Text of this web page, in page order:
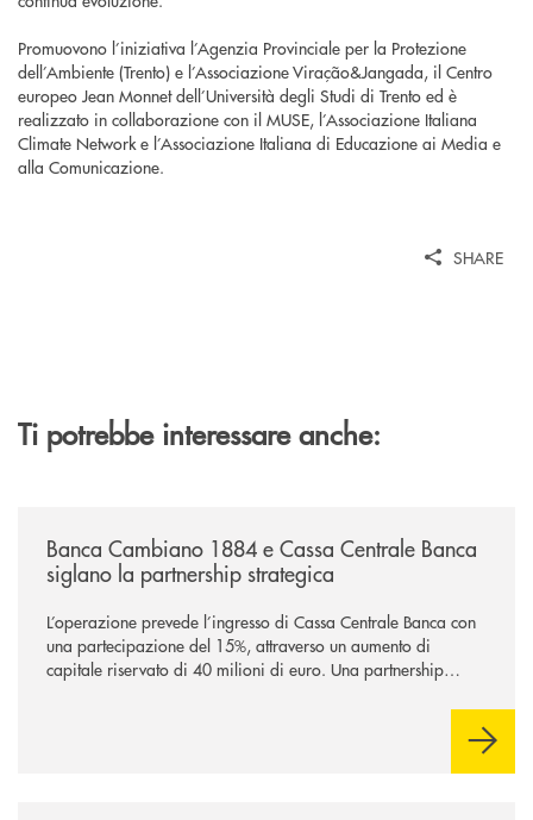
Promuovono l’iniziativa l’Agenzia Provinciale per la Protezione
dell’Ambiente (Trento) e l’Associazione Viração&Jangada, il Centro
europeo Jean Monnet dell’Università degli Studi di Trento ed è
realizzato in collaborazione con il MUSE, l’Associazione Italiana
Climate Network e l’Associazione Italiana di Educazione ai Media e
alla Comunicazione.
SHARE
Ti potrebbe interessare anche:
Banca Cambiano 1884 e Cassa Centrale Banca
siglano la partnership strategica
L’operazione prevede l’ingresso di Cassa Centrale Banca con
una partecipazione del 15%, attraverso un aumento di
capitale riservato di 40 milioni di euro. Una partnership
comuni e sulla prossimità ai territori, per ampliare l’offerta e